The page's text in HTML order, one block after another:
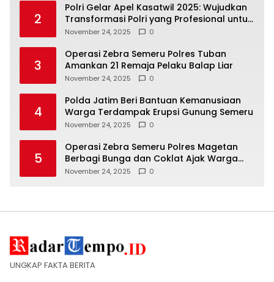
2
Polri Gelar Apel Kasatwil 2025: Wujudkan
Transformasi Polri yang Profesional untuk
Masyarakat
November 24, 2025 0
3
Operasi Zebra Semeru Polres Tuban
Amankan 21 Remaja Pelaku Balap Liar
November 24, 2025 0
4
Polda Jatim Beri Bantuan Kemanusiaan
Warga Terdampak Erupsi Gunung Semeru
November 24, 2025 0
5
Operasi Zebra Semeru Polres Magetan
Berbagi Bunga dan Coklat Ajak Warga
Tertib Lalin
November 24, 2025 0
UNGKAP FAKTA BERITA